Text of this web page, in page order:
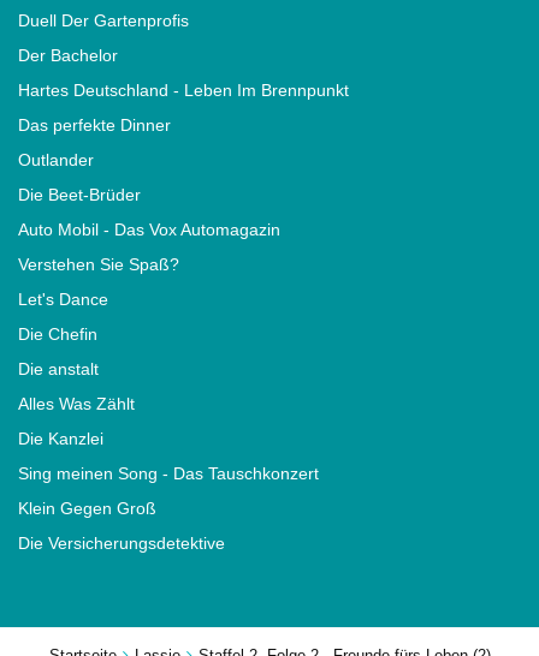
Duell Der Gartenprofis
Der Bachelor
Hartes Deutschland - Leben Im Brennpunkt
Das perfekte Dinner
Outlander
Die Beet-Brüder
Auto Mobil - Das Vox Automagazin
Verstehen Sie Spaß?
Let's Dance
Die Chefin
Die anstalt
Alles Was Zählt
Die Kanzlei
Sing meinen Song - Das Tauschkonzert
Klein Gegen Groß
Die Versicherungsdetektive